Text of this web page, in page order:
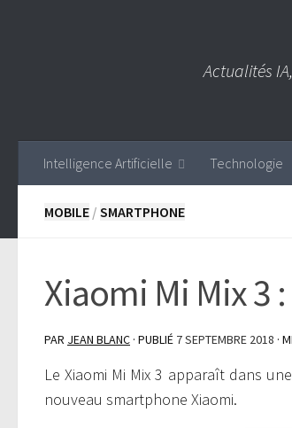
Actualités
Intelligence Artificielle Technologie
MOBILE / SMARTPHONE
Xiaomi Mi Mix 3
PAR JEAN BLANC · PUBLIÉ 7 SEPTEMBRE 2018 ·
Le Xiaomi Mi Mix 3 apparaît dans
nouveau smartphone Xiaomi.